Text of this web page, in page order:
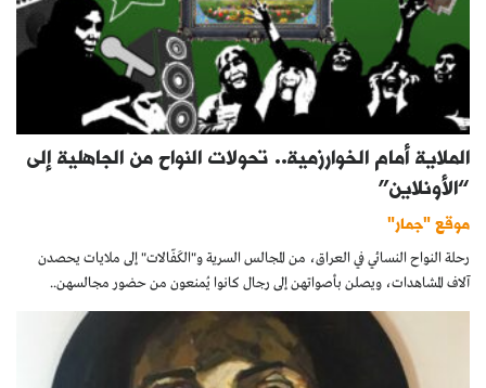
الملاية أمام الخوارزمية.. تحولات النواح من الجاهلية إلى
“الأونلاين”
موقع "جمار"
رحلة النواح النسائي في العراق، من المجالس السرية و"الكَفّالات" إلى ملايات يحصدن
آلاف المشاهدات، ويصلن بأصواتهن إلى رجال كانوا يُمنعون من حضور مجالسهن..